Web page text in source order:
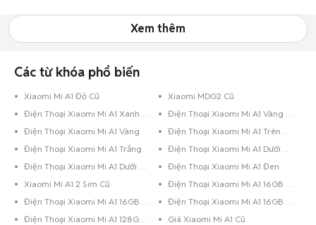
Xem thêm
Các từ khóa phổ biến
Xiaomi Mi A1 Đỏ Cũ
Xiaomi MDG2 Cũ
Điện Thoại Xiaomi Mi A1 Xanh Dương
Điện Thoại Xiaomi Mi A1 Vàng Hồng
Điện Thoại Xiaomi Mi A1 Vàng
Điện Thoại Xiaomi Mi A1 Trên 256GB Đỏ
Điện Thoại Xiaomi Mi A1 Trắng
Điện Thoại Xiaomi Mi A1 Dưới 8GB Đen Bóng
Điện Thoại Xiaomi Mi A1 Dưới 8GB Đen
Điện Thoại Xiaomi Mi A1 Đen
Xiaomi Mi A1 2 Sim Cũ
Điện Thoại Xiaomi Mi A1 16GB Vàng
Điện Thoại Xiaomi Mi A1 16GB Trắng
Điện Thoại Xiaomi Mi A1 16GB Đen
Điện Thoại Xiaomi Mi A1 128GB Đen
Giá Xiaomi Mi A1 Cũ